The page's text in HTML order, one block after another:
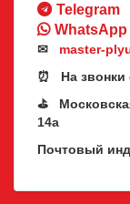
Telegram
WhatsApp
✉ master-
⏰ На звонки
⛳
14а
Почтовый